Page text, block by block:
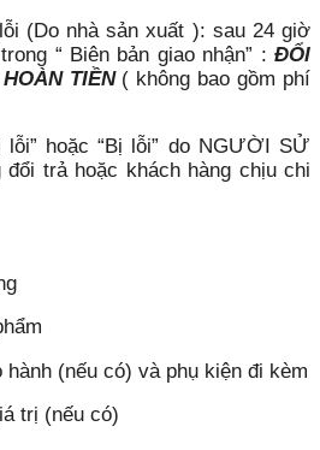
(Do nhà sản xuất ): sau 24 giờ
“ Biên bản giao nhận” : ĐỔI
TIỀN( không bao gồm phí
lỗi” hoặc “Bị lỗi” do NGƯỜI SỬ
đổi trả hoặc khách hàng chịu chi
hành (nếu có) và phụ kiện đi kèm
trị (nếu có)